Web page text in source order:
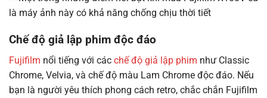
Chế độ giả lập phim độc đáo
Fujifilm nổi tiếng với các chế độ giả lập phim như Classic
Chrome, Velvia, và chế độ màu Lam Chrome độc đáo. Nếu
bạn là người yêu thích phong cách retro, chắc chắn Fujifilm